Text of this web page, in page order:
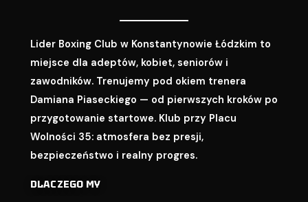
Lider Boxing Club w Konstantynowie Łódzkim to
miejsce dla adeptów, kobiet, seniorów i
zawodników. Trenujemy pod okiem trenera
Damiana Piaseckiego — od pierwszych kroków po
przygotowanie startowe. Klub przy Placu
Wolności 35: atmosfera bez presji,
bezpieczeństwo i realny progres.
DLACZEGO MY